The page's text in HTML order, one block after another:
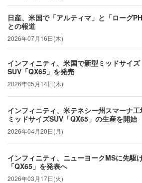
日産、米国で「アルティマ」と「ローグ
との報道
2026年07月16日(木)
インフィニティ、米国で新型ミッドサイズ
SUV「QX65」を発売
2026年05月14日(木)
インフィニティ、米テネシー州スマーナ工
ミッドサイズSUV「QX65」の生産を開始
2026年04月20日(月)
インフィニティ、ニューヨークMSに先駆
「QX65」を発表へ
2026年03月17日(火)